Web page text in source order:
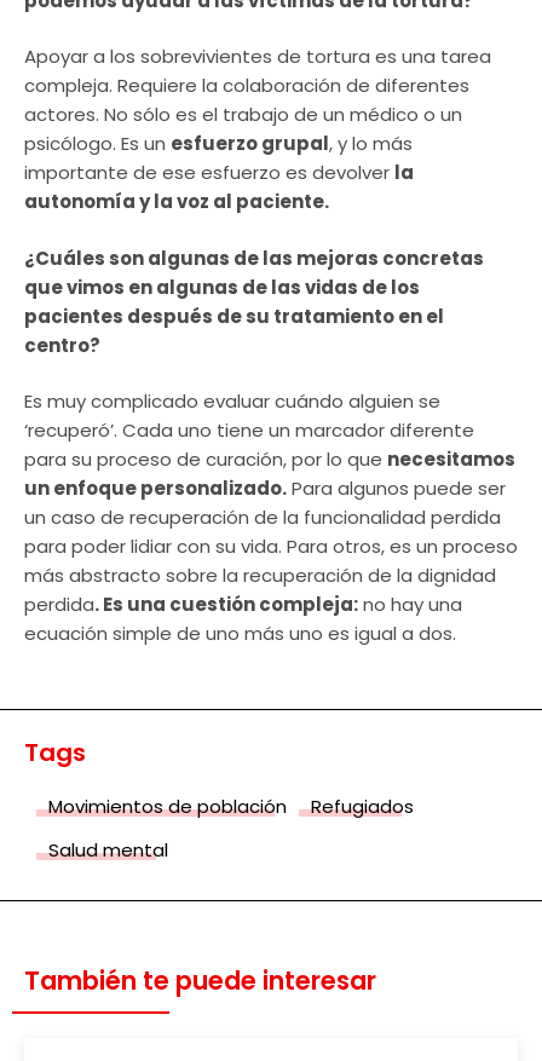
Apoyar a los sobrevivientes de tortura es una tarea
compleja. Requiere la colaboración de diferentes
actores. No sólo es el trabajo de un médico o un
psicólogo. Es un esfuerzo grupal, y lo más
importante de ese esfuerzo es devolver la
autonomía y la voz al paciente.
¿Cuáles son algunas de las mejoras concretas
que vimos en algunas de las vidas de los
pacientes después de su tratamiento en el
centro?
Es muy complicado evaluar cuándo alguien se
‘recuperó’. Cada uno tiene un marcador diferente
para su proceso de curación, por lo que necesitamos
unenfoque personalizado.Para algunos puede ser
un caso de recuperación de la funcionalidad perdida
para poder lidiar con su vida. Para otros, es un proceso
más abstracto sobre la recuperación de la dignidad
perdida. Es una cuestión compleja:no hay una
ecuación simple de uno más uno es igual a dos.
Tags
Movimientos de población
Refugiados
Salud mental
También te puede interesar